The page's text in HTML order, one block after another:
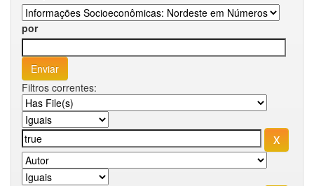
por
Filtros correntes: